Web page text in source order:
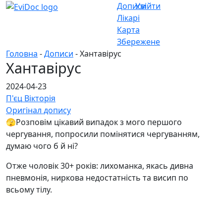
Дописи
Лікарі
Карта
Збережене
Увійти
Головна -Дописи - Хантавірус
Хантавірус
2024-04-23
П'єц Вікторія
Оригінал допису
🫣Розповім цікавий випадок з мого першого
чергування, попросили помінятися чергуванням,
думаю чого б й ні?
Отже чоловік 30+ років: лихоманка, якась дивна
пневмонія, ниркова недостатність та висип по
всьому тілу.